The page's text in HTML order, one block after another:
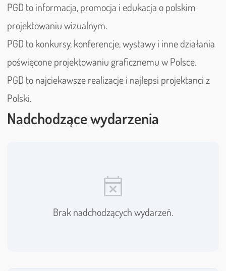
PGD to informacja, promocja i edukacja o polskim
projektowaniu wizualnym.
PGD to konkursy, konferencje, wystawy i inne działania
poświęcone projektowaniu graficznemu w Polsce.
PGD to najciekawsze realizacje i najlepsi projektanci z
Polski.
Nadchodzące wydarzenia
event_busy
Brak nadchodzących wydarzeń.